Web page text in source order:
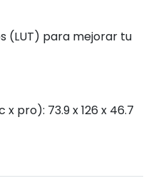
(LUT) para mejorar tu
pro): 73.9 x 126 x 46.7